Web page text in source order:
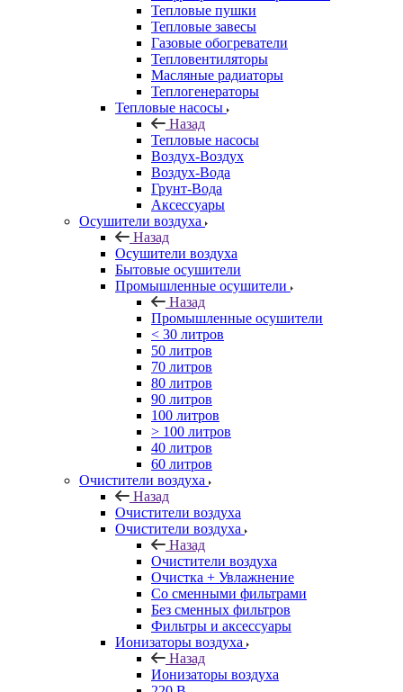
Тепловые пушки
Тепловые завесы
Газовые обогреватели
Тепловентиляторы
Масляные радиаторы
Теплогенераторы
Тепловые насосы
Назад
Тепловые насосы
Воздух-Воздух
Воздух-Вода
Грунт-Вода
Аксессуары
Осушители воздуха
Назад
Осушители воздуха
Бытовые осушители
Промышленные осушители
Назад
Промышленные осушители
< 30 литров
50 литров
70 литров
80 литров
90 литров
100 литров
> 100 литров
40 литров
60 литров
Очистители воздуха
Назад
Очистители воздуха
Очистители воздуха
Назад
Очистители воздуха
Очистка + Увлажнение
Cо сменными фильтрами
Без сменных фильтров
Фильтры и аксессуары
Ионизаторы воздуха
Назад
Ионизаторы воздуха